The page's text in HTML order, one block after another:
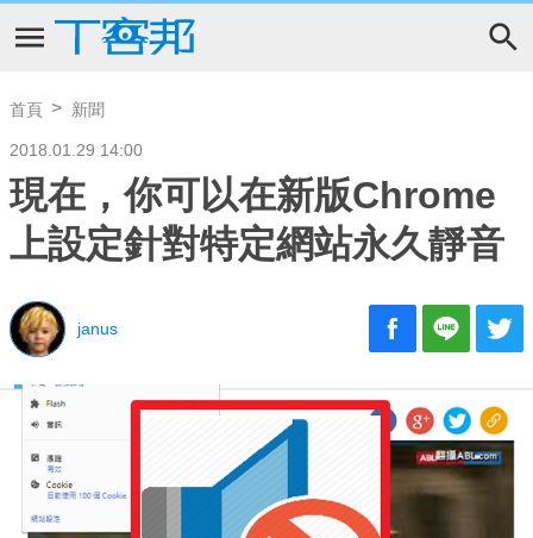
首頁 新聞
2018.01.29 14:00
現在，你可以在新版Chrome
上設定針對特定網站永久靜音
janus